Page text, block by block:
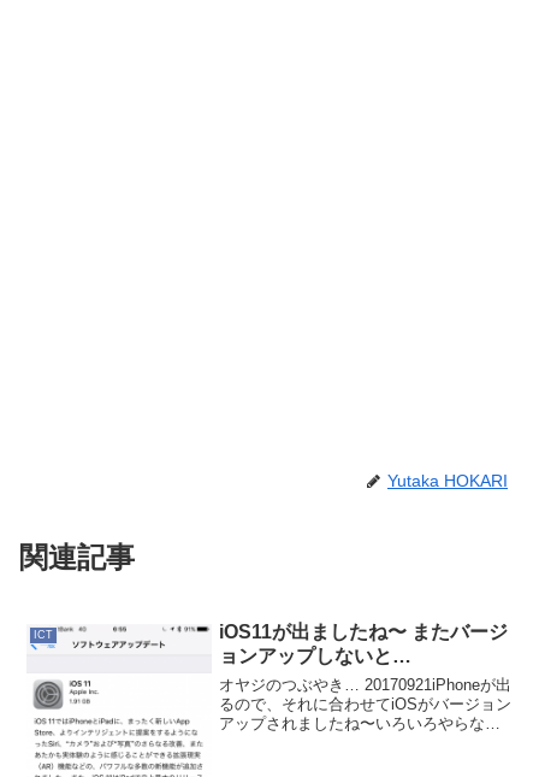
Yutaka HOKARI
関連記事
ICT
iOS11が出ましたね〜 またバージ
ョンアップしないと…
オヤジのつぶやき… 20170921iPhoneが出
るので、それに合わせてiOSがバージョン
アップされましたね〜いろいろやらなぁ